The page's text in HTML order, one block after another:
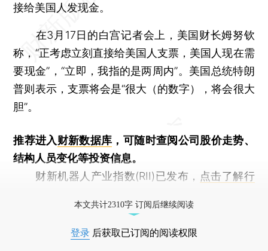
接给美国人发现金。
在3月17日的白宫记者会上，美国财长姆努钦
称，“正考虑立刻直接给美国人支票，美国人现在需
要现金”，“立即，我指的是两周内”。美国总统特朗
普则表示，支票将会是“很大（的数字），将会很大
胆”。
推荐进入财新数据库 ，可随时查阅公司股价走势、
结构人员变化等投资信息。
财新机器人产业指数(RII)已发布， 点击了解行
本文共计2310字 订阅后继续阅读
登录 后获取已订阅的阅读权限